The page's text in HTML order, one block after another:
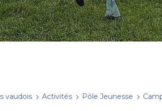
vaudois Activités Pôle Jeunesse